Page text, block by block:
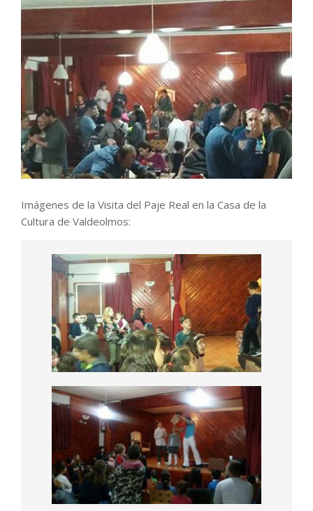
Imágenes de la Visita del Paje Real en la Casa de la
Cultura de Valdeolmos: